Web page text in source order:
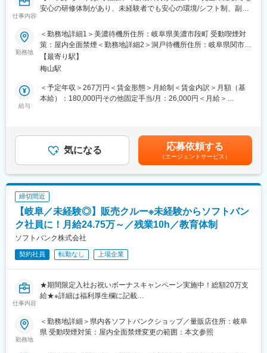
変更の範囲：会社の定める業務
https://www.vorkers.com/hatarakigai/vol_104
（2）社員の男女比は【49.4％：50.6％】で、男女ともにバランス
よく活躍しています。当社では公正で透明度の高い評価制度を採
用しており、性別による評価の差異などは一切ありません！…で
リアに影響します。そのため当社でも女性管理職の数はまだまだ
少ないのが実情です。そこで、様々なライフイベントを迎えても
的に行っています！
▼詳細はこちらから
https://bellpark-recruit.jp/company/nadeshicopj/
仕事内容
安心の研修体制があり、未経験者でも安心の環境/シフト制、副業
で勤務可】
■業務概要
基本的には事務所（室内）で待機いただき、センサー作動時やお
客様要請などがあった際に現場に向かってご対応いただきます。
■業務詳細
1)緊急対応/センサーの異常信号やお客様からの要請
2)ＡＴＭ障害対応/ご契約金融期間のＡＴＭに障害が発生した場合
お金が詰まったり、機械が動かなくなったり等のトラブル対応を
を行ないます。またお客様からのご要望に合わせたセキュリティ
強化のご相談なども行なっています。
■研修体制
入社時研修5日間を用意しており、その後は現場にてOJT研修を実
未経験で中途入社し活躍中の社員も多数在籍しており、業務が身
■仕事とプライベートの両立
やすい雇用環境を整備するため、男性社員が配偶者の出産時に取
得できる慶弔休暇の日数を2日間へ延長しました。社員の将来のラ
勤務地
＜勤務地詳細1＞美濃待機所住所：岐阜県美濃市段町 受動喫煙対
策：屋内全面禁煙＜勤務地詳細2＞洞戸待機所住所：岐阜県関市洞
戸市場 受動喫煙対策：屋内全面禁煙変更の範囲：会社の定める事
業所
【最寄り駅】
梅山駅
給与
＜予定年収＞267万円＜賃金形態＞月給制＜賃金内訳＞月額（基
本給）：180,000円その他固定手当/月：26,000円＜月給＞
気になる 応募依頼する
（エージェントサービス）
締切間近
【岐阜／未経験◎】販売クルー※未経験からソフトバン
ク社員に！月給24.75万～／残業10h／教育体制
ソフトバンク株式会社
契約社員 転勤なし 上場企業
仕事内容
★期間限定入社お祝いボーナスキャンペーン実施中！総額20万支
給★※詳細は福利厚生欄に記載
る充実した研修制度完備／平均残10h／年間休日123日／正社員登
用制度(年間100名以上の正社員化実績)があり、総合職として通信
勤務地
＜勤務地詳細＞県内各ソフトバンクショップ／量販店住所：岐阜
県 受動喫煙対策：屋内全面禁煙変更の範囲：本文参照